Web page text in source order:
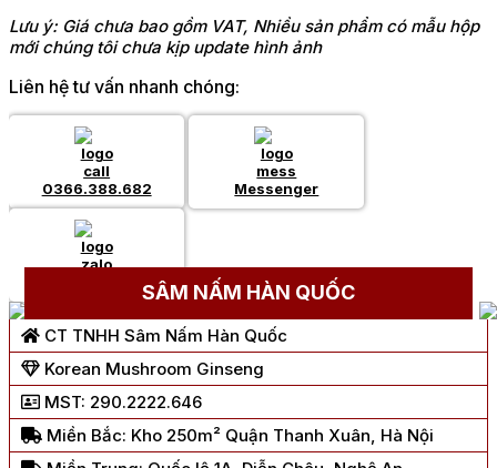
Lưu ý: Giá chưa bao gồm VAT, Nhiều sản phẩm có mẫu hộp
mới chúng tôi chưa kịp update hình ảnh
Liên hệ tư vấn nhanh chóng:
0366.388.682 Messenger
SÂM NẤM HÀN QUỐC
CT TNHH Sâm Nấm Hàn Quốc
Korean Mushroom Ginseng
MST: 290.2222.646
Miền Bắc: Kho 250m² Quận Thanh Xuân, Hà Nội